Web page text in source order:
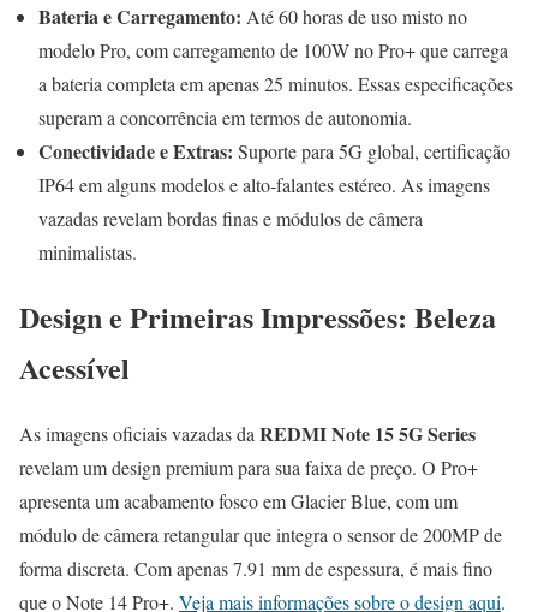
Bateria e Carregamento: Até 60 horas de uso misto no
modelo Pro, com carregamento de 100W no Pro+ que carrega
a bateria completa em apenas 25 minutos. Essas especificações
superam a concorrência em termos de autonomia.
Conectividade e Extras: Suporte para 5G global, certificação
IP64 em alguns modelos e alto-falantes estéreo. As imagens
vazadas revelam bordas finas e módulos de câmera
minimalistas.
Design e Primeiras Impressões: Beleza
Acessível
As imagens oficiais vazadas daREDMI Note 15 5G Series
revelam um design premium para sua faixa de preço. O Pro+
apresenta um acabamento fosco em Glacier Blue, com um
módulo de câmera retangular que integra o sensor de 200MP de
forma discreta. Com apenas 7.91 mm de espessura, é mais fino
que o Note 14 Pro+. Veja mais informações sobre o design aqui.